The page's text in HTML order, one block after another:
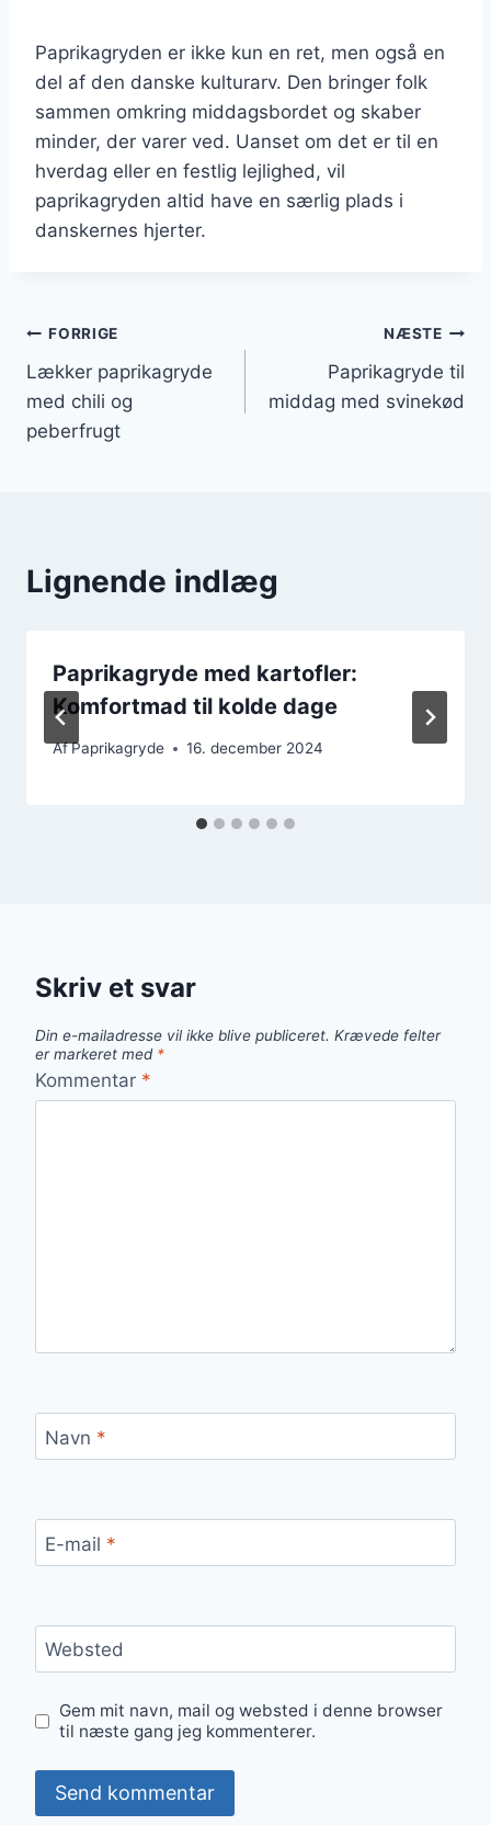
Paprikagryden er ikke kun en ret, men også en
del af den danske kulturarv. Den bringer folk
sammen omkring middagsbordet og skaber
minder, der varer ved. Uanset om det er til en
hverdag eller en festlig lejlighed, vil
paprikagryden altid have en særlig plads i
danskernes hjerter.
Indlægsnavigation
FORRIGE
Lækker paprikagryde
med chili og
peberfrugt
NÆSTE
Paprikagryde til
middag med svinekød
Lignende indlæg
Paprikagryde med kartofler:
Komfortmad til kolde dage
AfPaprikagryde 16. december 2024
Skriv et svar
Din e-mailadresse vil ikke blive publiceret. Krævede felter
er markeret med *
Kommentar *
Navn *
E-mail *
Websted
Gem mit navn, mail og websted i denne browser
til næste gang jeg kommenterer.